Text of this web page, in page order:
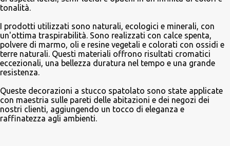
tonalità.
I prodotti utilizzati sono naturali, ecologici e minerali, con
un'ottima traspirabilità. Sono realizzati con calce spenta,
polvere di marmo, oli e resine vegetali e colorati con ossidi e
terre naturali. Questi materiali offrono risultati cromatici
eccezionali, una bellezza duratura nel tempo e una grande
resistenza.
Queste decorazioni a stucco spatolato sono state applicate
con maestria sulle pareti delle abitazioni e dei negozi dei
nostri clienti, aggiungendo un tocco di eleganza e
raffinatezza agli ambienti.